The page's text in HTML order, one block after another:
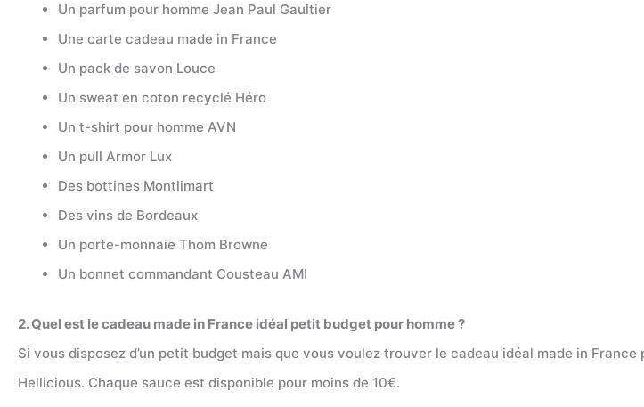
Un parfum pour homme Jean Paul Gaultier
Une carte cadeau made in France
Un pack de savon Louce
Un sweat en coton recyclé Héro
Un t-shirt pour homme AVN
Un pull Armor Lux
Des bottines Montlimart
Des vins de Bordeaux
Un porte-monnaie Thom Browne
Un bonnet commandant Cousteau AMI
2. Quel est le cadeau made in France idéal petit budget pour homme ?
Si vous disposez d’un petit budget mais que vous voulez trouver le cadeau idéal made in
Hellicious. Chaque sauce est disponible pour moins de 10€.